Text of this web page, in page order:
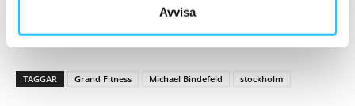
Avvisa
TAGGAR Grand Fitness Michael Bindefeld stockholm